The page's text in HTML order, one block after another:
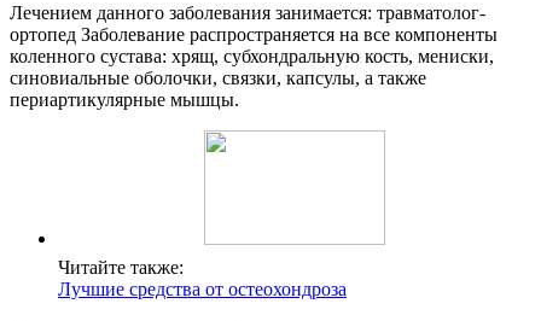
Лечением данного заболевания занимается: травматолог-
ортопед Заболевание распространяется на все компоненты
коленного сустава: хрящ, субхондральную кость, мениски,
синовиальные оболочки, связки, капсулы, а также
периартикулярные мышцы.
Читайте также:
Лучшие средства от остеохондроза